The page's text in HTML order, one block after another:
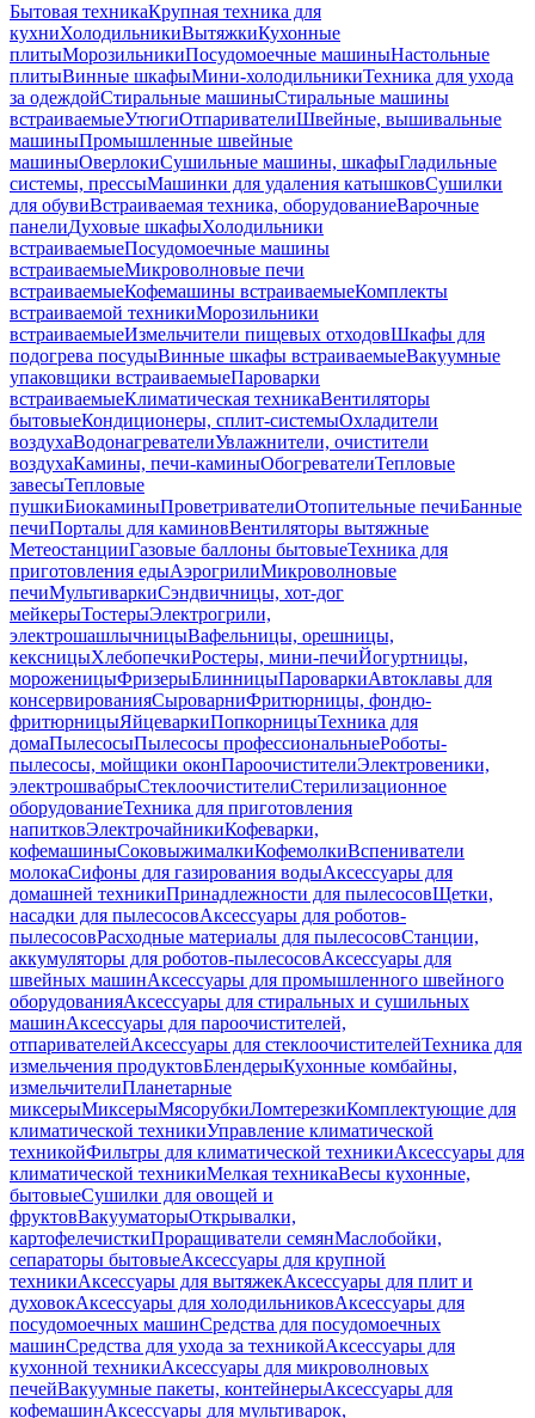
Бытовая техникаКрупная техника для
кухниХолодильникиВытяжкиКухонные
плитыМорозильникиПосудомоечные машиныНастольные
плитыВинные шкафыМини-холодильникиТехника для ухода
за одеждойСтиральные машиныСтиральные машины
встраиваемыеУтюгиОтпаривателиШвейные, вышивальные
машиныПромышленные швейные
машиныОверлокиСушильные машины, шкафыГладильные
системы, прессыМашинки для удаления катышковСушилки
для обувиВстраиваемая техника, оборудованиеВарочные
панелиДуховые шкафыХолодильники
встраиваемыеПосудомоечные машины
встраиваемыеМикроволновые печи
встраиваемыеКофемашины встраиваемыеКомплекты
встраиваемой техникиМорозильники
встраиваемыеИзмельчители пищевых отходовШкафы для
подогрева посудыВинные шкафы встраиваемыеВакуумные
упаковщики встраиваемыеПароварки
встраиваемыеКлиматическая техникаВентиляторы
бытовыеКондиционеры, сплит-системыОхладители
воздухаВодонагревателиУвлажнители, очистители
воздухаКамины, печи-каминыОбогревателиТепловые
завесыТепловые
пушкиБиокаминыПроветривателиОтопительные печиБанные
печиПорталы для каминовВентиляторы вытяжные
МетеостанцииГазовые баллоны бытовыеТехника для
приготовления едыАэрогрилиМикроволновые
печиМультиваркиСэндвичницы, хот-дог
мейкерыТостерыЭлектрогрили,
электрошашлычницыВафельницы, орешницы,
кексницыХлебопечкиРостеры, мини-печиЙогуртницы,
мороженицыФризерыБлинницыПароваркиАвтоклавы для
консервированияСыроварниФритюрницы, фондю-
фритюрницыЯйцеваркиПопкорницыТехника для
домаПылесосыПылесосы профессиональныеРоботы-
пылесосы, мойщики оконПароочистителиЭлектровеники,
электрошвабрыСтеклоочистителиСтерилизационное
оборудованиеТехника для приготовления
напитковЭлектрочайникиКофеварки,
кофемашиныСоковыжималкиКофемолкиВспениватели
молокаСифоны для газирования водыАксессуары для
домашней техникиПринадлежности для пылесосовЩетки,
насадки для пылесосовАксессуары для роботов-
пылесосовРасходные материалы для пылесосовСтанции,
аккумуляторы для роботов-пылесосовАксессуары для
швейных машинАксессуары для промышленного швейного
оборудованияАксессуары для стиральных и сушильных
машинАксессуары для пароочистителей,
отпаривателейАксессуары для стеклоочистителейТехника для
измельчения продуктовБлендерыКухонные комбайны,
измельчителиПланетарные
миксерыМиксерыМясорубкиЛомтерезкиКомплектующие для
климатической техникиУправление климатической
техникойФильтры для климатической техникиАксессуары для
климатической техникиМелкая техникаВесы кухонные,
бытовыеСушилки для овощей и
фруктовВакууматорыОткрывалки,
картофелечисткиПроращиватели семянМаслобойки,
сепараторы бытовыеАксессуары для крупной
техникиАксессуары для вытяжекАксессуары для плит и
духовокАксессуары для холодильниковАксессуары для
посудомоечных машинСредства для посудомоечных
машинСредства для ухода за техникойАксессуары для
кухонной техникиАксессуары для микроволновых
печейВакуумные пакеты, контейнерыАксессуары для
кофемашинАксессуары для мультиварок,